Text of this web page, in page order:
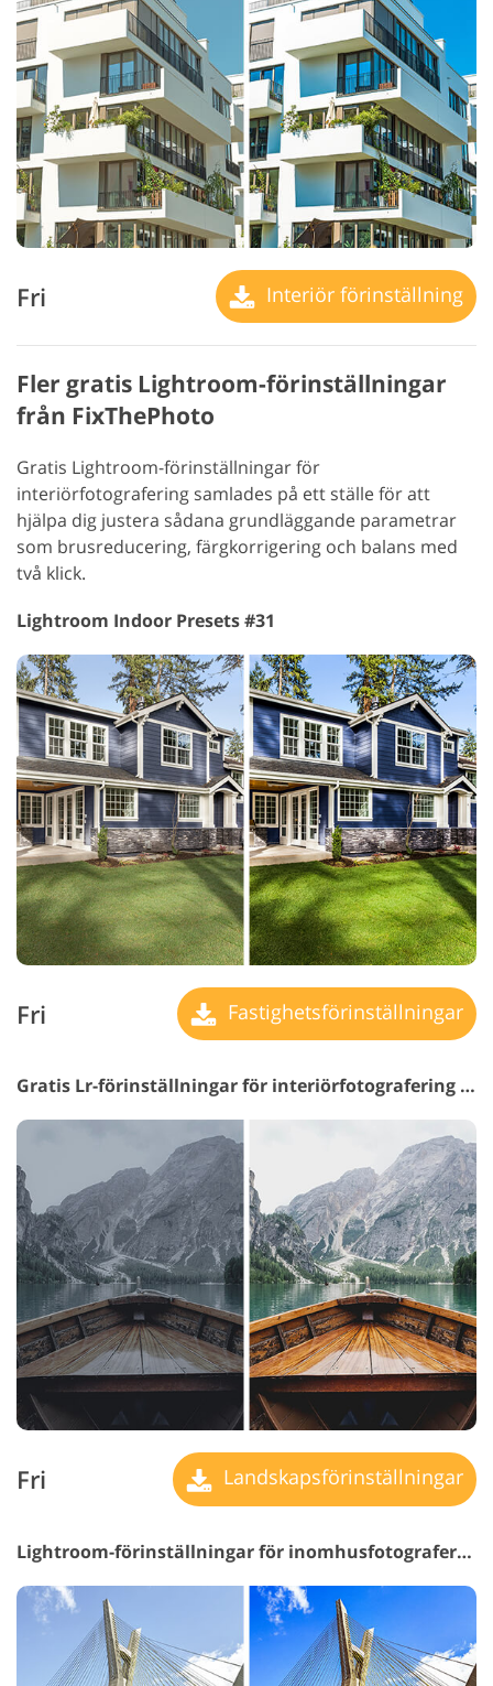
Fri Interiör förinställning
Fler gratis Lightroom-förinställningar
från FixThePhoto
Gratis Lightroom-förinställningar för
interiörfotografering samlades på ett ställe för att
hjälpa dig justera sådana grundläggande parametrar
som brusreducering, färgkorrigering och balans med
två klick.
Lightroom Indoor Presets #31
Fri Fastighetsförinställningar
Gratis Lr-förinställningar för interiörfotografering #32
Fri Landskapsförinställningar
Lightroom-förinställningar för inomhusfotografering #33